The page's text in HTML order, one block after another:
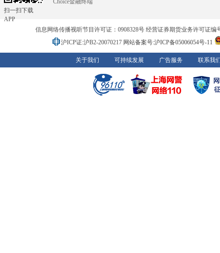
扫一扫下载
APP
信息网络传播视听节目许可证：0908328号 经营证券期货业务许可证编
沪ICP证:沪B2-20070217 网站备案号:沪ICP备05006054号-11
关于我们 可持续发展 广告服务 联系我